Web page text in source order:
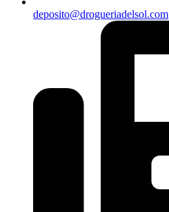
deposito@drogueriadelsol.com